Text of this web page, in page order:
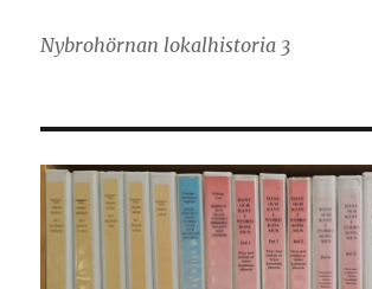
Nybrohörnan lokalhistoria 3